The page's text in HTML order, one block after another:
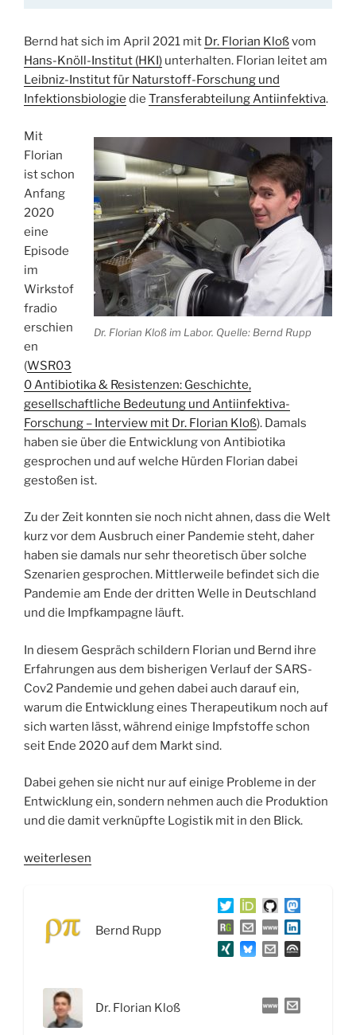
Bernd hat sich im April 2021 mit Dr. Florian Kloßvom
Hans-Knöll-Institut (HKI) unterhalten. Florian leitet am
Leibniz-Institut für Naturstoff-Forschung und
Infektionsbiologie die Transferabteilung Antiinfektiva.
Dr. Florian Kloß im Labor. Quelle: Bernd Rupp
Mit
Florian
ist schon
Anfang
2020
eine
Episode
im
Wirkstof
fradio
erschien
en
(WSR03
0 Antibiotika & Resistenzen: Geschichte,
gesellschaftliche Bedeutung und Antiinfektiva-
Forschung – Interview mit Dr. Florian Kloß). Damals
haben sie über die Entwicklung von Antibiotika
gesprochen und auf welche Hürden Florian dabei
gestoßen ist.
Zu der Zeit konnten sie noch nicht ahnen, dass die Welt
kurz vor dem Ausbruch einer Pandemie steht, daher
haben sie damals nur sehr theoretisch über solche
Szenarien gesprochen. Mittlerweile befindet sich die
Pandemie am Ende der dritten Welle in Deutschland
und die Impfkampagne läuft.
In diesem Gespräch schildern Florian und Bernd ihre
Erfahrungen aus dem bisherigen Verlauf der SARS-
Cov2 Pandemie und gehen dabei auch darauf ein,
warum die Entwicklung eines Therapeutikum noch auf
sich warten lässt, während einige Impfstoffe schon
seit Ende 2020 auf dem Markt sind.
Dabei gehen sie nicht nur auf einige Probleme in der
Entwicklung ein, sondern nehmen auch die Produktion
und die damit verknüpfte Logistik mit in den Blick.
„WSR042
Pandemie
Vergleich
Impfstoffe
versus
weiterlesen
Bernd Rupp
Dr. Florian Kloß